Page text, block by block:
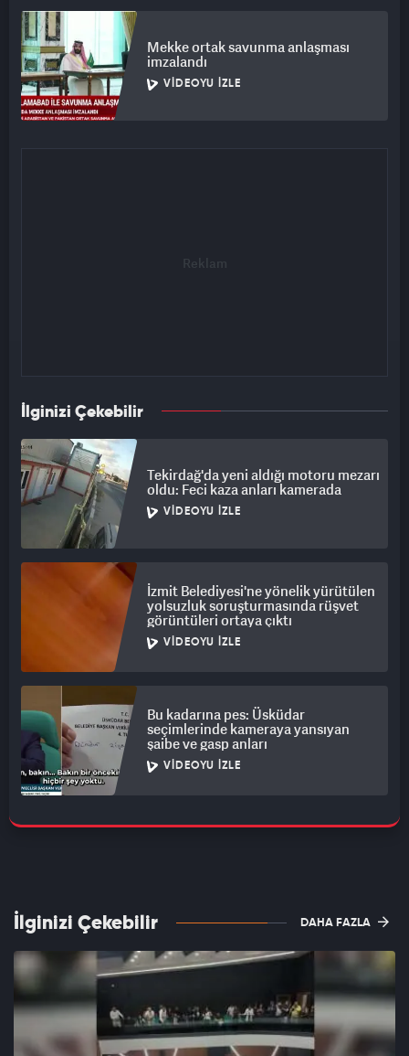
Mekke ortak savunma anlaşması
imzalandı
VIDEOYU İZLE
İlginizi Çekebilir
Tekirdağ'da yeni aldığı motoru mezarı
oldu: Feci kaza anları kamerada
VIDEOYU İZLE
İzmit Belediyesi'ne yönelik yürütülen
yolsuzluk soruşturmasında rüşvet
görüntüleri ortaya çıktı
VIDEOYU İZLE
Bu kadarına pes: Üsküdar
seçimlerinde kameraya yansıyan
şaibe ve gasp anları
VIDEOYU İZLE
İlginizi Çekebilir DAHA FAZLA